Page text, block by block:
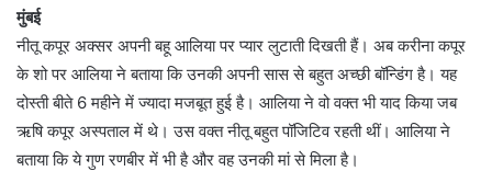
मुंबई
नीतू कपूर अक्सर अपनी बहू आलिया पर प्यार लुटाती दिखती हैं। अब करीना कपूर
के शो पर आलिया ने बताया कि उनकी अपनी सास से बहुत अच्छी बॉन्डिंग है। यह
दोस्ती बीते 6 महीने में ज्यादा मजबूत हुई है। आलिया ने वो वक्त भी याद किया जब
ऋषि कपूर अस्पताल में थे। उस वक्त नीतू बहुत पॉजिटिव रहती थीं। आलिया ने
बताया कि ये गुण रणबीर में भी है और वह उनकी मां से मिला है।